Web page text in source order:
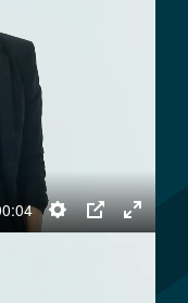
Settings
PIP
Enter